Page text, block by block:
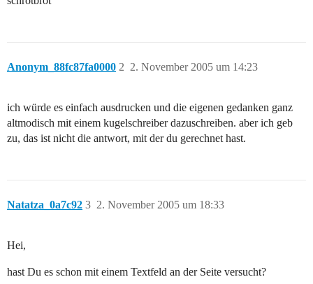
Anonym_88fc87fa0000 2. November 2005 um 14:23
2
ich würde es einfach ausdrucken und die eigenen gedanken ganz
altmodisch mit einem kugelschreiber dazuschreiben. aber ich geb
zu, das ist nicht die antwort, mit der du gerechnet hast.
Natatza_0a7c92 2. November 2005 um 18:33
3
Hei,
hast Du es schon mit einem Textfeld an der Seite versucht?